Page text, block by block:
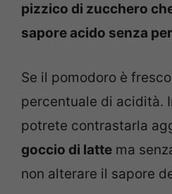
pizzico di zucchero
sapore acido senza
Se il pomodoro è
percentuale di acidità.
potrete contrastarla
goccio di latte ma
non alterare il sapore